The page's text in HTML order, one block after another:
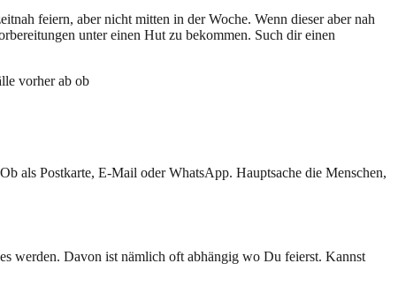
feiern, aber nicht mitten in der Woche. Wenn dieser aber nah
unter einen Hut zu bekommen. Such dir einen
vorher ab ob
als Postkarte, E-Mail oder WhatsApp. Hauptsache die Menschen,
werden. Davon ist nämlich oft abhängig wo Du feierst. Kannst